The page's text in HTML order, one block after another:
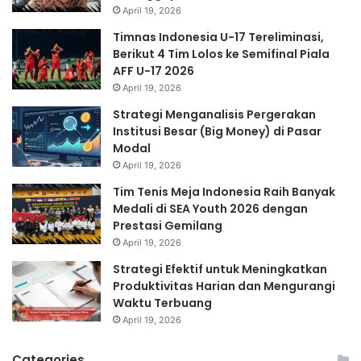
April 19, 2026
Timnas Indonesia U-17 Tereliminasi,
Berikut 4 Tim Lolos ke Semifinal Piala
AFF U-17 2026
April 19, 2026
Strategi Menganalisis Pergerakan
Institusi Besar (Big Money) di Pasar
Modal
April 19, 2026
Tim Tenis Meja Indonesia Raih Banyak
Medali di SEA Youth 2026 dengan
Prestasi Gemilang
April 19, 2026
Strategi Efektif untuk Meningkatkan
Produktivitas Harian dan Mengurangi
Waktu Terbuang
April 19, 2026